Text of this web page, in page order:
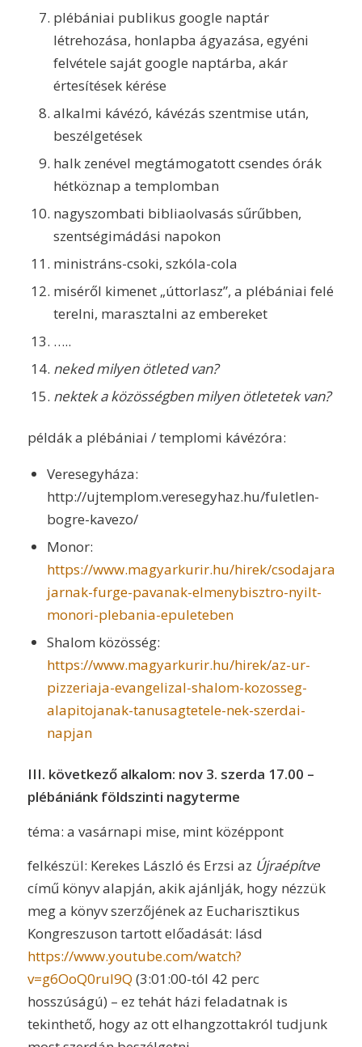
plébániai publikus google naptár
létrehozása, honlapba ágyazása, egyéni
felvétele saját google naptárba, akár
értesítések kérése
alkalmi kávézó, kávézás szentmise után,
beszélgetések
halk zenével megtámogatott csendes órák
hétköznap a templomban
nagyszombati bibliaolvasás sűrűbben,
szentségimádási napokon
ministráns-csoki, szkóla-cola
miséről kimenet „úttorlasz”, a plébániai felé
terelni, marasztalni az embereket
…..
neked milyen ötleted van?
nektek a közösségben milyen ötletetek van?
példák a plébániai / templomi kávézóra:
Veresegyháza:
http://ujtemplom.veresegyhaz.hu/fuletlen-
bogre-kavezo/
Monor:
https://www.magyarkurir.hu/hirek/csodajara-
jarnak-furge-pavanak-elmenybisztro-nyilt-
monori-plebania-epuleteben
Shalom közösség:
https://www.magyarkurir.hu/hirek/az-ur-
pizzeriaja-evangelizal-shalom-kozosseg-
alapitojanak-tanusagtetele-nek-szerdai-
napjan
III. következő alkalom: nov 3. szerda 17.00 –
plébániánk földszinti nagyterme
téma: a vasárnapi mise, mint középpont
felkészül: Kerekes László és Erzsi az Újraépítve
című könyv alapján, akik ajánlják, hogy nézzük
meg a könyv szerzőjének az Eucharisztikus
Kongreszuson tartott előadását: lásd
https://www.youtube.com/watch?
v=g6OoQ0ruI9Q (3:01:00-tól 42 perc
hosszúságú) – ez tehát házi feladatnak is
tekinthető, hogy az ott elhangzottakról tudjunk